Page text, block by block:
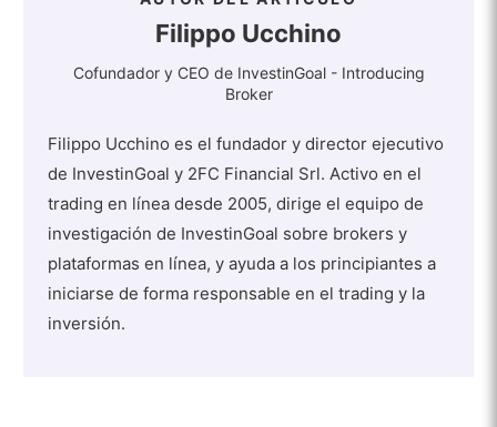
Filippo Ucchino
Cofundador y CEO de InvestinGoal - Introducing
Broker
Filippo Ucchino es el fundador y director ejecutivo
de InvestinGoal y 2FC Financial Srl. Activo en el
trading en línea desde 2005, dirige el equipo de
investigación de InvestinGoal sobre brokers y
plataformas en línea, y ayuda a los principiantes a
iniciarse de forma responsable en el trading y la
inversión.